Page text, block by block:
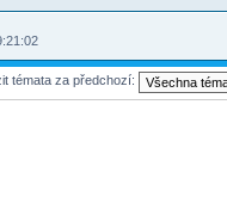
témata za předchozí: